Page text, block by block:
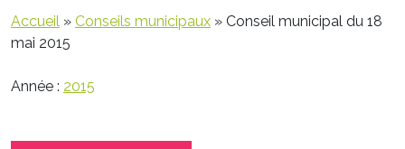
Accueil » Conseils municipaux » Conseil municipal du 18
mai 2015
Année : 2015